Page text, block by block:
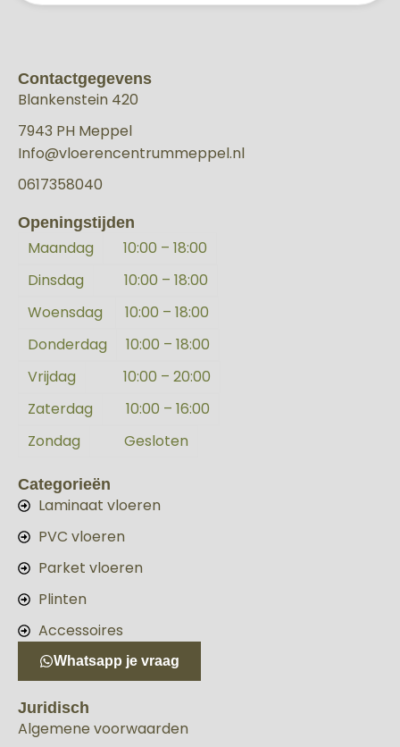
Contactgegevens
Blankenstein 420
7943 PH Meppel
Info@vloerencentrummeppel.nl
0617358040
Openingstijden
Maandag
10:00 – 18:00
Dinsdag
10:00 – 18:00
Woensdag
10:00 – 18:00
Donderdag
10:00 – 18:00
Vrijdag
10:00 – 20:00
Zaterdag
10:00 – 16:00
Zondag
Gesloten
Categorieën
Laminaat vloeren
PVC vloeren
Parket vloeren
Plinten
Accessoires
Whatsapp je vraag
Juridisch
Algemene voorwaarden